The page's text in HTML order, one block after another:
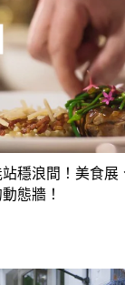
穩浪間！美食
態牆！